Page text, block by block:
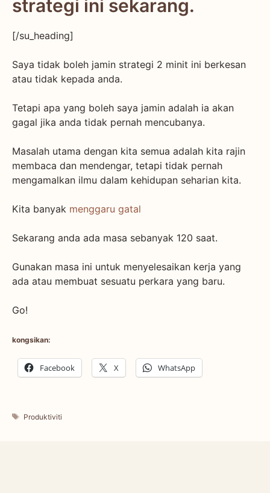
strategi ini sekarang.
[/su_heading]
Saya tidak boleh jamin strategi 2 minit ini berkesan
atau tidak kepada anda.
Tetapi apa yang boleh saya jamin adalah ia akan
gagal jika anda tidak pernah mencubanya.
Masalah utama dengan kita semua adalah kita rajin
membaca dan mendengar, tetapi tidak pernah
mengamalkan ilmu dalam kehidupan seharian kita.
Kita banyak menggaru gatal
Sekarang anda ada masa sebanyak 120 saat.
Gunakan masa ini untuk menyelesaikan kerja yang
ada atau membuat sesuatu perkara yang baru.
Go!
kongsikan:
Facebook X WhatsApp
Tags
Produktiviti